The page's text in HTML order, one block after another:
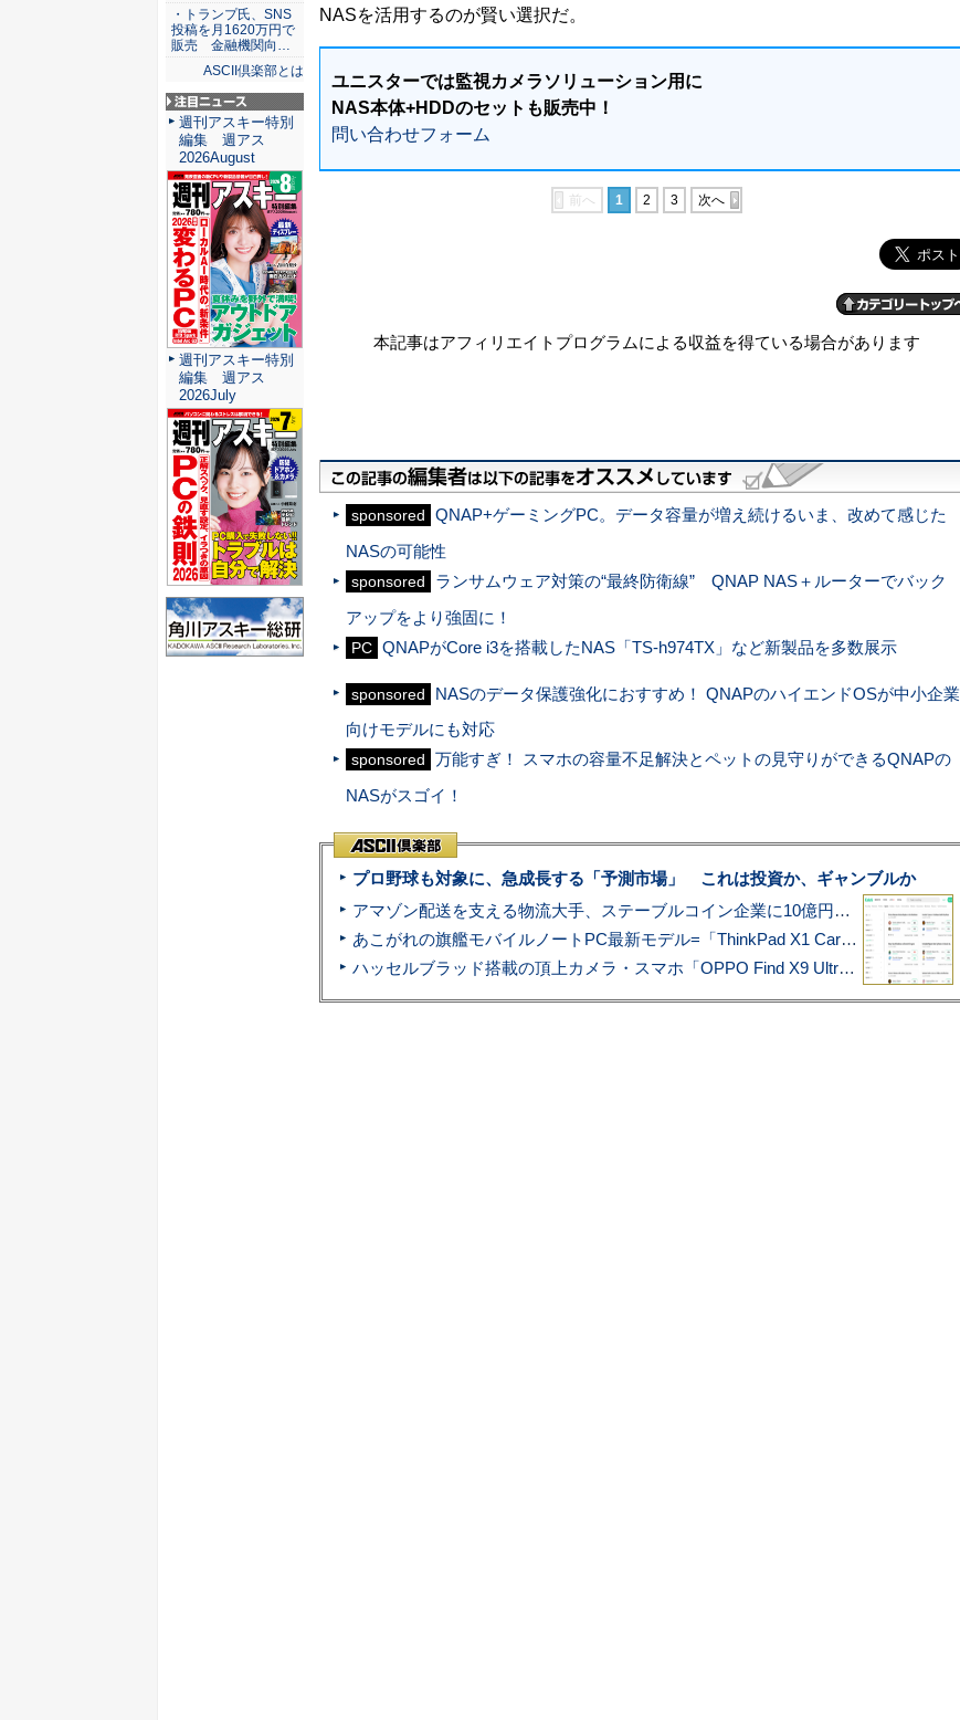
NASを活用するのが賢い選択だ。
ユニスターでは監視カメラソリューション用に
NAS本体+HDDのセットも販売中！
問い合わせフォーム
前へ 1 2 3 次へ
本記事はアフィリエイトプログラムによる収益を得ている場合があります
sponsored
QNAP+ゲーミングPC。データ容量が増え続けるいま、改めて感じた
NASの可能性
sponsored
ランサムウェア対策の“最終防衛線” QNAP NAS＋ルーターでバック
アップをより強固に！
PC QNAPがCore i3を搭載したNAS「TS-h974TX」など新製品を多数展示
sponsored
NASのデータ保護強化におすすめ！ QNAPのハイエンドOSが中小企業
向けモデルにも対応
sponsored
万能すぎ！ スマホの容量不足解決とペットの見守りができるQNAPの
NASがスゴイ！
プロ野球も対象に、急成長する「予測市場」 これは投資か、ギャンブルか
アマゾン配送を支える物流大手、ステーブルコイン企業に10億円投資のワケ
あこがれの旗艦モバイルノートPC最新モデル=「ThinkPad X1 Carbon Gen 14 Aura Edition」実機レビュー
ハッセルブラッド搭載の頂上カメラ・スマホ「OPPO Find X9 Ultra」実写レビュー=プロが本気で徹底撮影しました!!
・トランプ氏、SNS
投稿を月1620万円で
販売 金融機関向…
ASCII倶楽部とは
注目ニュース
週刊アスキー特別
編集 週アス
2026August
週刊アスキー特別
編集 週アス
2026July